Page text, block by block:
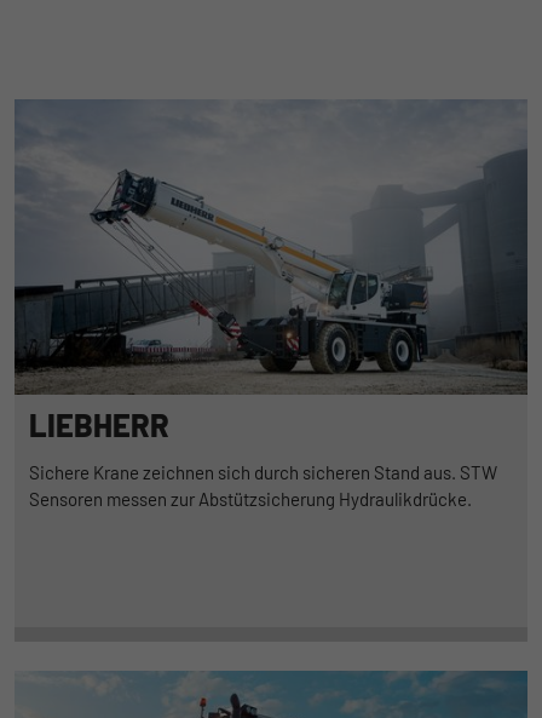
LIEBHERR
Sichere Krane zeichnen sich durch sicheren Stand aus. STW
Sensoren messen zur Abstützsicherung Hydraulikdrücke.